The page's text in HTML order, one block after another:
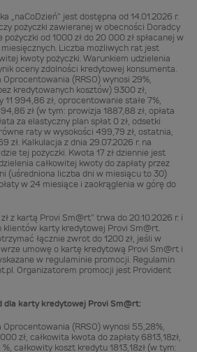
„naCoDzień” jest dostępna od 14.01.2026 r.
pożyczki zawieranej w obecności Doradcy
od 1000 zł do 20 000 zł spłacanej w
Liczba możliwych rat jest
kwoty pożyczki. Warunkiem udzielenia
oceny zdolności kredytowej konsumenta.
(RRSO) wynosi 29%,
kredytowanych kosztów) 9300 zł,
11 994,86 zł, oprocentowanie stałe 7%,
zł (w tym: prowizja 1887,88 zł, opłata
za elastyczny plan spłat 0 zł, odsetki
raty w wysokości 499,79 zł, ostatnia,
zł. Kalkulacja z dnia 29.07.2026 r. na
tej pożyczki. Kwota 17 zł dziennie jest
całkowitej kwoty do zapłaty przez
(uśredniona liczba dni w miesiącu to 30)
w 24 miesiące i zaokrąglenia w górę do
z kartą Provi Sm@rt” trwa do 20.10.2026 r. i
klientów karty kredytowej Provi Sm@rt.
łącznie zwrot do 1200 zł, jeśli w
umowę o kartę kredytową Provi Sm@rt i
w regulaminie promocji. Regulamin
Organizatorem promocji jest Provident
dla karty kredytowej Provi Sm@rt:
(RRSO) wynosi 55,28%,
zł, całkowita kwota do zapłaty 6813,18zł,
całkowity koszt kredytu 1813,18zł (w tym: